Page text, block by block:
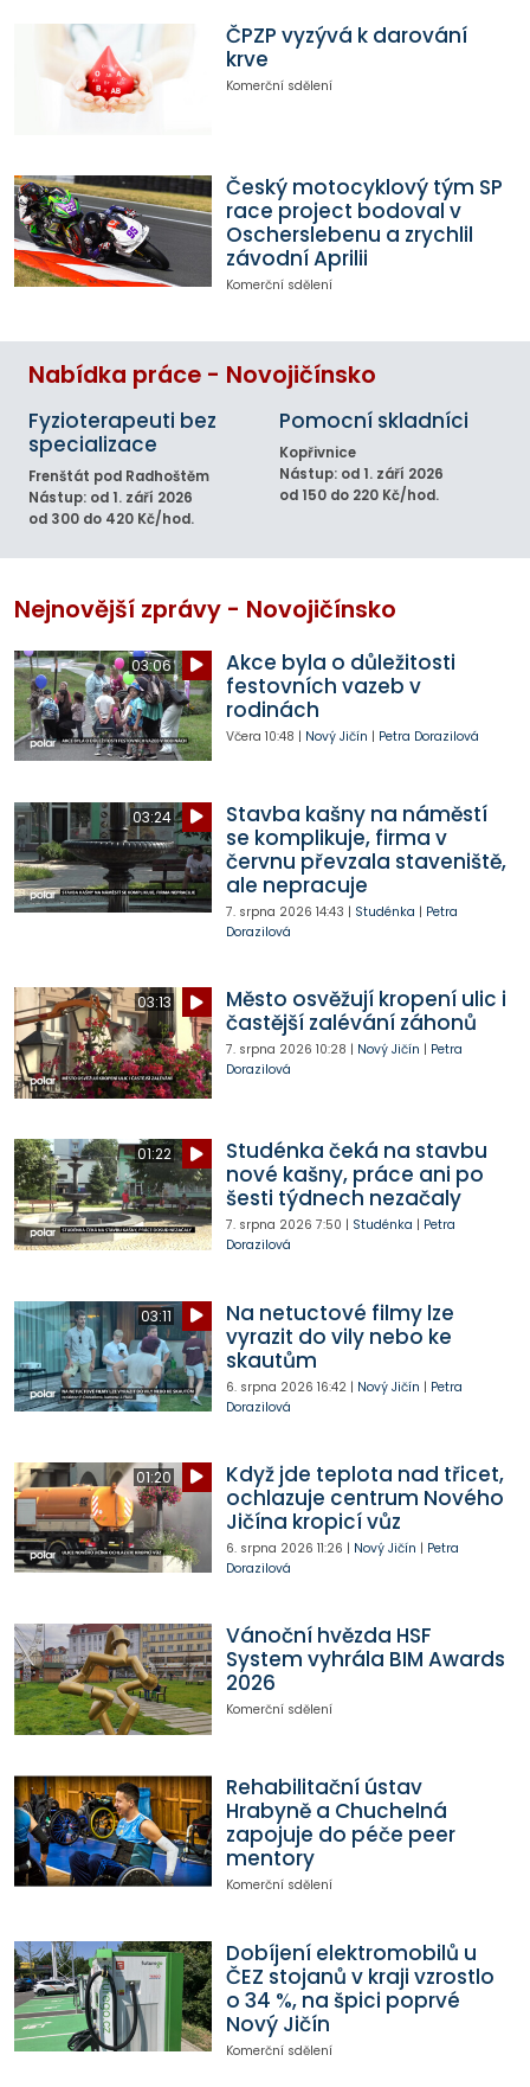
ČPZP vyzývá k darování
krve
Komerční sdělení
Český motocyklový tým SP
race project bodoval v
Oscherslebenu a zrychlil
závodní Aprilii
Komerční sdělení
Nabídka práce - Novojičínsko
Fyzioterapeuti bez
specializace
Frenštát pod Radhoštěm
Nástup: od 1. září 2026
od 300 do 420 Kč/hod.
Pomocní skladníci
Kopřivnice
Nástup: od 1. září 2026
od 150 do 220 Kč/hod.
Nejnovější zprávy - Novojičínsko
03:06
Akce byla o důležitosti
festovních vazeb v
rodinách
Včera 10:48 | Nový Jičín | Petra Dorazilová
03:24
Stavba kašny na náměstí
se komplikuje, firma v
červnu převzala staveniště,
ale nepracuje
7. srpna 2026 14:43 | Studénka | Petra
Dorazilová
03:13
Město osvěžují kropení ulic i
častější zalévání záhonů
7. srpna 2026 10:28 | Nový Jičín | Petra
Dorazilová
01:22
Studénka čeká na stavbu
nové kašny, práce ani po
šesti týdnech nezačaly
7. srpna 2026 7:50 | Studénka | Petra
Dorazilová
03:11
Na netuctové filmy lze
vyrazit do vily nebo ke
skautům
6. srpna 2026 16:42| Nový Jičín | Petra
Dorazilová
01:20
Když jde teplota nad třicet,
ochlazuje centrum Nového
Jičína kropicí vůz
6. srpna 2026 11:26 | Nový Jičín | Petra
Dorazilová
Vánoční hvězda HSF
System vyhrála BIM Awards
2026
Komerční sdělení
Rehabilitační ústav
Hrabyně a Chuchelná
zapojuje do péče peer
mentory
Komerční sdělení
Dobíjení elektromobilů u
ČEZ stojanů v kraji vzrostlo
o 34 %, na špici poprvé
Nový Jičín
Komerční sdělení